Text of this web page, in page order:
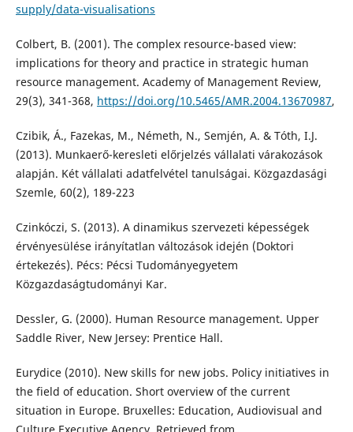
supply/data-visualisations
Colbert, B. (2001). The complex resource-based view:
implications for theory and practice in strategic human
resource management. Academy of Management Review,
29(3), 341-368, https://doi.org/10.5465/AMR.2004.13670987,
Czibik, Á., Fazekas, M., Németh, N., Semjén, A. & Tóth, I.J.
(2013). Munkaerő-keresleti előrjelzés vállalati várakozások
alapján. Két vállalati adatfelvétel tanulságai. Közgazdasági
Szemle, 60(2), 189-223
Czinkóczi, S. (2013). A dinamikus szervezeti képességek
érvényesülése irányítatlan változások idején (Doktori
értekezés). Pécs: Pécsi Tudományegyetem
Közgazdaságtudományi Kar.
Dessler, G. (2000). Human Resource management. Upper
Saddle River, New Jersey: Prentice Hall.
Eurydice (2010). New skills for new jobs. Policy initiatives in
the field of education. Short overview of the current
situation in Europe. Bruxelles: Education, Audiovisual and